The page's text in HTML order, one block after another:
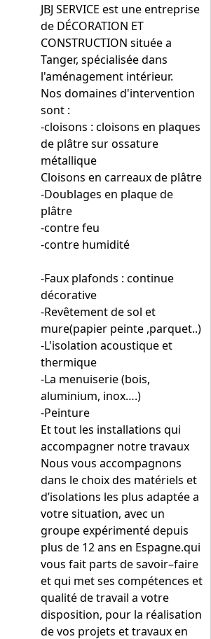
JBJ SERVICE est une entreprise
de DÉCORATION ET
CONSTRUCTION située a
Tanger, spécialisée dans
l'aménagement intérieur.
Nos domaines d'intervention
sont :
-cloisons : cloisons en plaques
de plâtre sur ossature
métallique
Cloisons en carreaux de plâtre
-Doublages en plaque de
plâtre
-contre feu
-contre humidité
-Faux plafonds : continue
décorative
-Revêtement de sol et
mure(papier peinte ,parquet..)
-L'isolation acoustique et
thermique
-La menuiserie (bois,
aluminium, inox….)
-Peinture
Et tout les installations qui
accompagner notre travaux
Nous vous accompagnons
dans le choix des matériels et
d’isolations les plus adaptée a
votre situation, avec un
groupe expérimenté depuis
plus de 12 ans en Espagne.qui
vous fait parts de savoir–faire
et qui met ses compétences et
qualité de travail a votre
disposition, pour la réalisation
de vos projets et travaux en